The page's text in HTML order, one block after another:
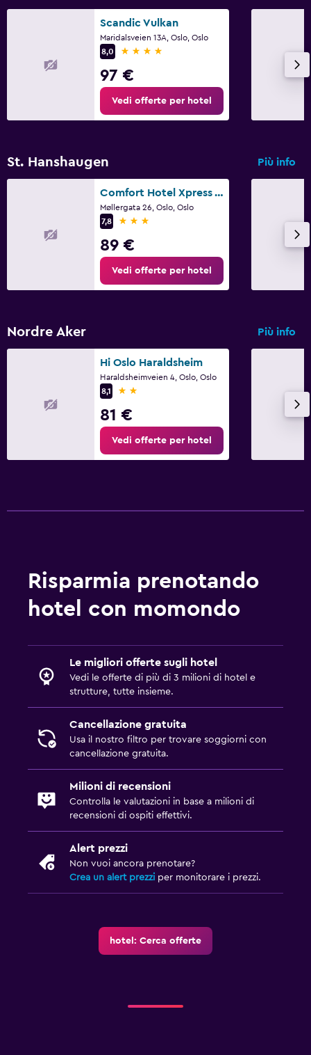
Scandic Vulkan
Maridalsveien 13A, Oslo, Oslo
8,0
4 stelle
97 €
Vedi offerte per hotel
St. Hanshaugen Più info
Comfort Hotel Xpress Youngstorget
Møllergata 26, Oslo, Oslo
7,8
3 stelle
89 €
Vedi offerte per hotel
Nordre Aker Più info
Hi Oslo Haraldsheim
Haraldsheimveien 4, Oslo, Oslo
8,1
2 stelle
81 €
Vedi offerte per hotel
Risparmia prenotando
hotel con momondo
Le migliori offerte sugli hotel
Vedi le offerte di più di 3 milioni di hotel e
strutture, tutte insieme.
Cancellazione gratuita
Usa il nostro filtro per trovare soggiorni con
cancellazione gratuita.
Milioni di recensioni
Controlla le valutazioni in base a milioni di
recensioni di ospiti effettivi.
Alert prezzi
Non vuoi ancora prenotare?
Crea un alert prezzi per monitorare i prezzi.
hotel: Cerca offerte